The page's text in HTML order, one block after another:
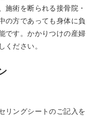
施術を断られる接骨院・
の方であっても身体に負
です。かかりつけの産婦
ください。
リングシートのご記入を